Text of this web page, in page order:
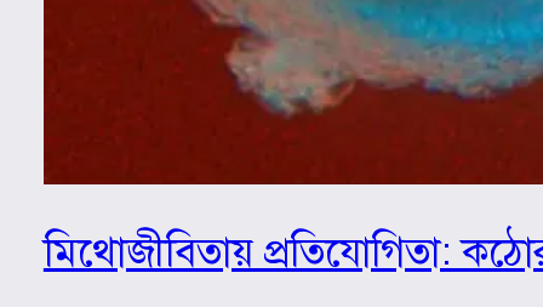
মিথোজীবিতায় প্রতিযোগিতা: